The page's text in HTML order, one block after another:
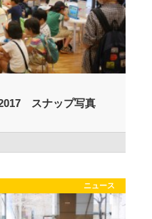
スナップ写真
ニュース